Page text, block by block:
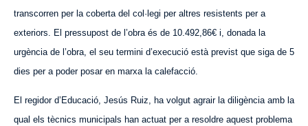
transcorren per la coberta del col·legi per altres resistents per a
exteriors. El pressupost de l’obra és de 10.492,86€ i, donada la
urgència de l’obra, el seu termini d’execució està previst que siga de 5
dies per a poder posar en marxa la calefacció.
El regidor d’Educació, Jesús Ruiz, ha volgut agrair la diligència amb la
qual els tècnics municipals han actuat per a resoldre aquest problema